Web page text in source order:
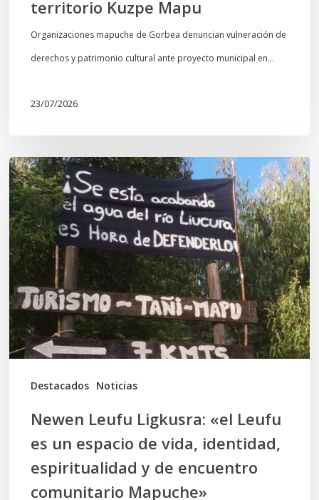
territorio Kuzpe Mapu
Organizaciones mapuche de Gorbea denuncian vulneración de
derechos y patrimonio cultural ante proyecto municipal en…
23/07/2026
Destacados Noticias
Newen
Leufu
Ligkusra:
«el
Leufu
es
un
espacio
de
vida,
espiritualidad
Newen Leufu Ligkusra: «el Leufu
es un espacio de vida, identidad,
espiritualidad y de encuentro
comunitario Mapuche»